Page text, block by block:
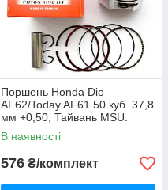
Поршень Honda Dio
AF62/Today AF61 50 куб. 37,8
мм +0,50, Тайвань MSU.
В наявності
576 ₴/комплект